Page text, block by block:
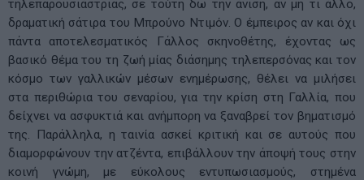
τηλεπαρουσιάστριας, σε τούτη δω την άνιση, αν μη τι άλλο,
δραματική σάτιρα του Μπρούνο Ντιμόν. Ο έμπειρος αν και όχι
πάντα αποτελεσματικός Γάλλος σκηνοθέτης, έχοντας ως
βασικό θέμα του τη ζωή μίας διάσημης τηλεπερσόνας και τον
κόσμο των γαλλικών μέσων ενημέρωσης, θέλει να μιλήσει
στα περιθώρια του σεναρίου, για την κρίση στη Γαλλία, που
δείχνει να ασφυκτιά και ανήμπορη να ξαναβρεί τον βηματισμό
της. Παράλληλα, η ταινία ασκεί κριτική και σε αυτούς που
διαμορφώνουν την ατζέντα, επιβάλλουν την άποψή τους στην
κοινή γνώμη, με εύκολους εντυπωσιασμούς, στημένα